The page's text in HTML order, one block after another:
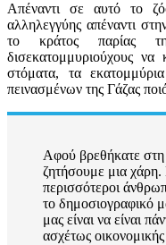
Απέναντι σε αυτό το
αλληλεγγύης απέναντι
το κράτος παρίας
δισεκατομμυριούχους να
στόματα, τα
πεινασμένων της Γάζας
Αφού βρεθήκατε
ζητήσουμε μια
περισσότεροι
το δημοσιογραφικό
μας είναι να είναι
ασχέτως